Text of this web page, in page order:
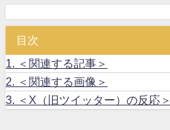
目次
1. ＜関連する記事＞
2. ＜関連する画像＞
3. ＜X（旧ツイッター）の反応＞